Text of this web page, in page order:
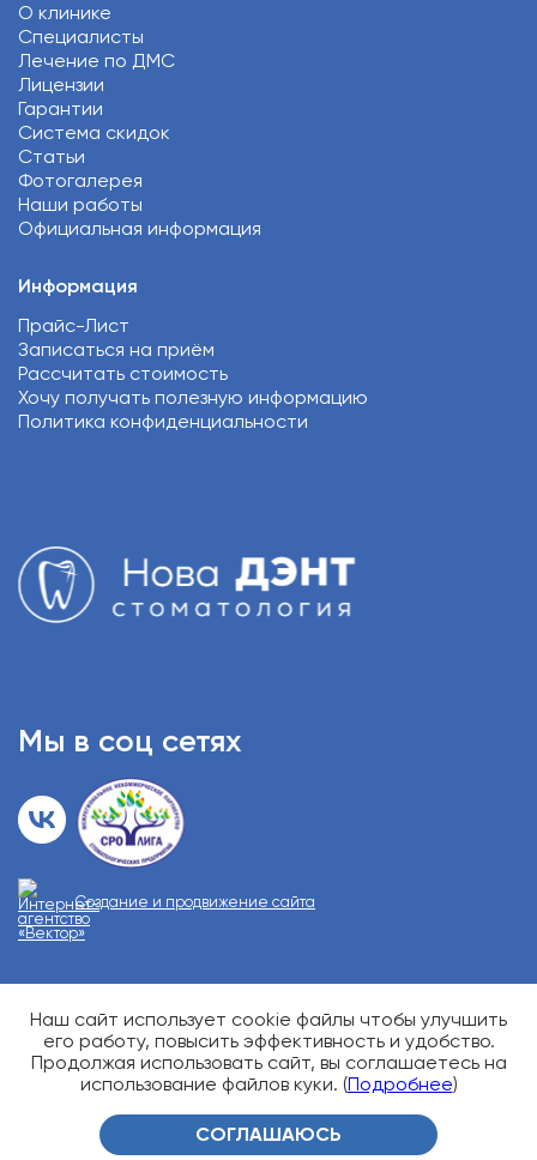
О клинике
Специалисты
Лечение по ДМС
Лицензии
Гарантии
Система скидок
Статьи
Фотогалерея
Наши работы
Официальная информация
Информация
Прайс-Лист
Записаться на приём
Рассчитать стоимость
Хочу получать полезную информацию
Политика конфиденциальности
Мы в соц сетях
Создание и продвижение сайта
О возможных противопоказаниях проконсультируйтесь у
специалиста
Карта сайта
Наш сайт использует cookie файлы чтобы улучшить
его работу, повысить эффективность и удобство.
Продолжая использовать сайт, вы соглашаетесь на
использование файлов куки. (Подробнее)
СОГЛАШАЮСЬ